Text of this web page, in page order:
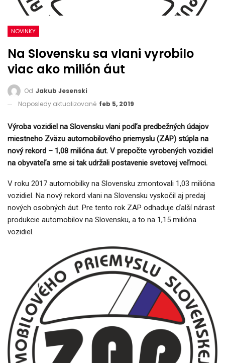
NOVINKY
Na Slovensku sa vlani vyrobilo
viac ako milión áut
Od Jakub Jesenski
Naposledy aktualizované feb 5, 2019
Výroba vozidiel na Slovensku vlani podľa predbežných údajov
miestneho Zväzu automobilového priemyslu (ZAP) stúpla na
nový rekord – 1,08 milióna áut. V prepočte vyrobených vozidiel
na obyvateľa sme si tak udržali postavenie svetovej veľmoci.
V roku 2017 automobilky na Slovensku zmontovali 1,03 milióna
vozidiel. Na nový rekord vlani na Slovensku vyskočil aj predaj
nových osobných áut. Pre tento rok ZAP odhaduje ďalší nárast
produkcie automobilov na Slovensku, a to na 1,15 milióna
vozidiel.